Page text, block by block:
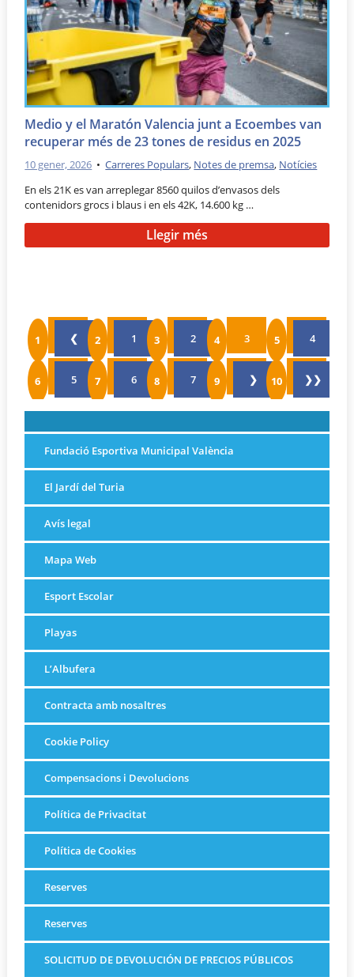
Medio y el Maratón Valencia junt a Ecoembes van
recuperar més de 23 tones de residus en 2025
10 gener, 2026 •Carreres Populars, Notes de premsa, Notícies
En els 21K es van arreplegar 8560 quilos d’envasos dels
contenidors grocs i blaus i en els 42K, 14.600 kg …
Llegir més
❮ 1 2 3 4
5 6 7 ❯ ❯❯
Fundació Esportiva Municipal València
El Jardí del Turia
Avís legal
Mapa Web
Esport Escolar
Playas
L’Albufera
Contracta amb nosaltres
Cookie Policy
Compensacions i Devolucions
Política de Privacitat
Política de Cookies
Reserves
Reserves
SOLICITUD DE DEVOLUCIÓN DE PRECIOS PÚBLICOS